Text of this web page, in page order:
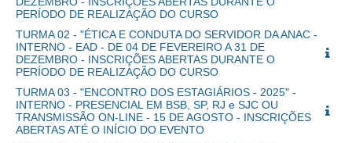
PERÍODO DE REALIZAÇÃO DO CURSO
TURMA 02 - "ÉTICA E CONDUTA DO SERVIDOR DA ANAC -
INTERNO - EAD - DE 04 DE FEVEREIRO A 31 DE
DEZEMBRO - INSCRIÇÕES ABERTAS DURANTE O
PERÍODO DE REALIZAÇÃO DO CURSO
TURMA 03 - "ENCONTRO DOS ESTAGIÁRIOS - 2025" -
INTERNO - PRESENCIAL EM BSB, SP, RJ e SJC OU
TRANSMISSÃO ON-LINE - 15 DE AGOSTO - INSCRIÇÕES
ABERTAS ATÉ O INÍCIO DO EVENTO